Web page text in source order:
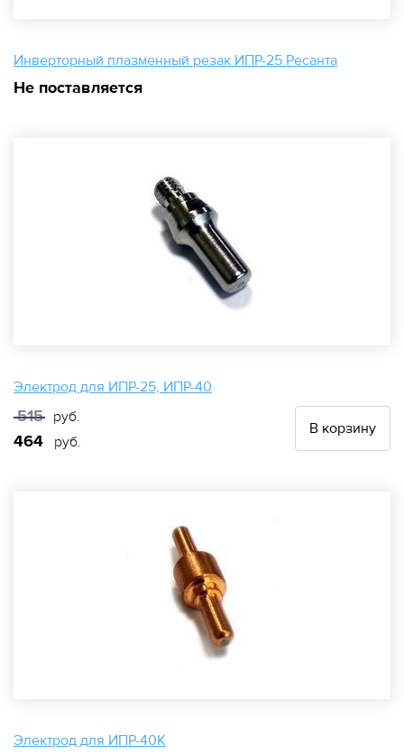
Инверторный плазменный резак ИПР-25 Ресанта
Не поставляется
Электрод для ИПР-25, ИПР-40
515 руб.
464 руб.
В корзину
Электрод для ИПР-40К